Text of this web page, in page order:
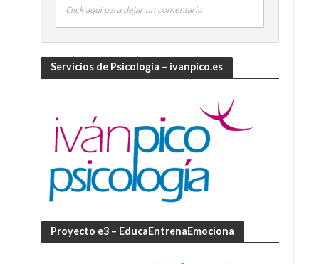
Click aquí para dejar un comentario
Servicios de Psicología – ivanpico.es
Proyecto e3 – EducaEntrenaEmociona